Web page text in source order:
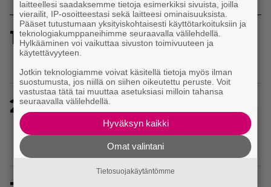
1
Sony kertoo kuulleensa PlayStation-pelilevyjen
valmistuksen lopettamisesta nousseen kritiikin –
2
Sony on keskustellut jälleenmyyjien kanssa
levyttömyyteen siirtymisestä – Yhdysvalloissa
pelejä myydään latauskoodin sisältävissä
laitteellesi saadaksemme tietoja esimerkiksi sivuista, joilla
vierailit, IP-osoitteestasi sekä laitteesi ominaisuuksista.
Pääset tutustumaan yksityiskohtaisesti käyttötarkoituksiin ja
teknologiakumppaneihimme seuraavalla välilehdellä.
Hylkääminen voi vaikuttaa sivuston toimivuuteen ja
käytettävyyteen.
Jotkin teknologiamme voivat käsitellä tietoja myös ilman
suostumusta, jos niillä on siihen oikeutettu peruste. Voit
vastustaa tätä tai muuttaa asetuksiasi milloin tahansa
seuraavalla välilehdellä.
Hyväksyn kaikki
Omat valintani
Tietosuojakäytäntömme